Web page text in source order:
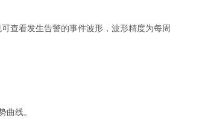
查看发生告警的事件波形，波形精度为每周
曲线。